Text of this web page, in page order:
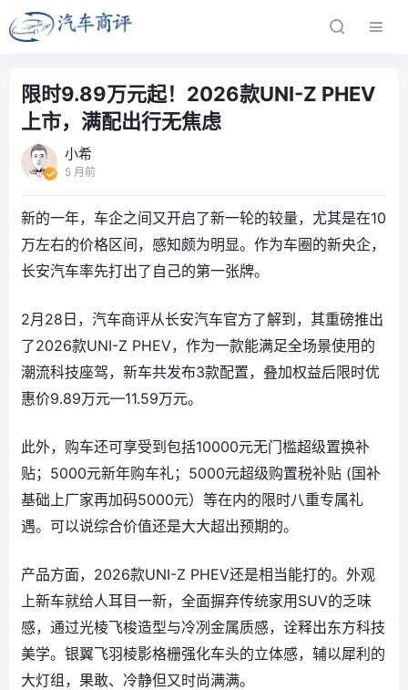
限时9.89万元起！2026款UNI-Z PHEV
上市，满配出行无焦虑
小希
5 月前
新的一年，车企之间又开启了新一轮的较量，尤其是在10
万左右的价格区间，感知颇为明显。作为车圈的新央企，
长安汽车率先打出了自己的第一张牌。
2月28日，汽车商评从长安汽车官方了解到，其重磅推出
了2026款UNI-Z PHEV，作为一款能满足全场景使用的
潮流科技座驾，新车共发布3款配置，叠加权益后限时优
惠价9.89万元—11.59万元。
此外，购车还可享受到包括10000元无门槛超级置换补
贴；5000元新年购车礼；5000元超级购置税补贴 (国补
基础上厂家再加码5000元）等在内的限时八重专属礼
遇。可以说综合价值还是大大超出预期的。
产品方面，2026款UNI-Z PHEV还是相当能打的。外观
上新车就给人耳目一新，全面摒弃传统家用SUV的乏味
感，通过光棱飞梭造型与冷冽金属质感，诠释出东方科技
美学。银翼飞羽棱影格栅强化车头的立体感，辅以犀利的
大灯组，果敢、冷静但又时尚满满。